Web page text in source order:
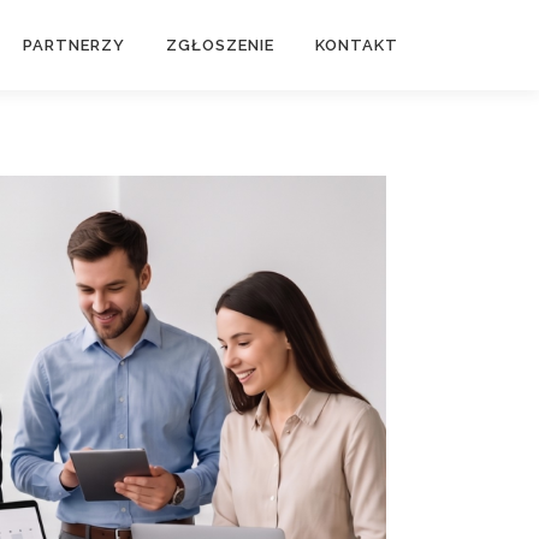
PARTNERZY ZGŁOSZENIE KONTAKT